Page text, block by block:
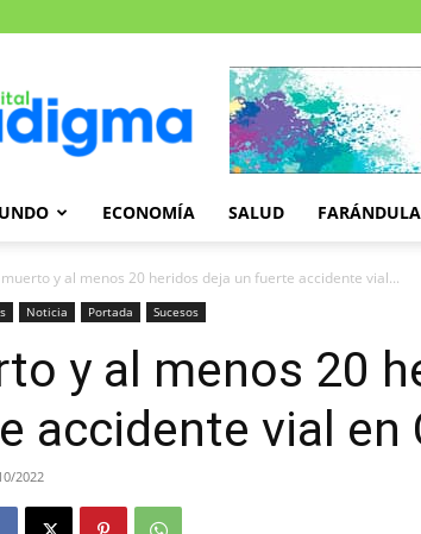
Paradigma
ECONOMÍA SALUD FARÁNDULA
y al menos 20 heridos deja un fuerte accidente vial...
Noticia Portada Sucesos
y al menos 20
accidente vial en
2022